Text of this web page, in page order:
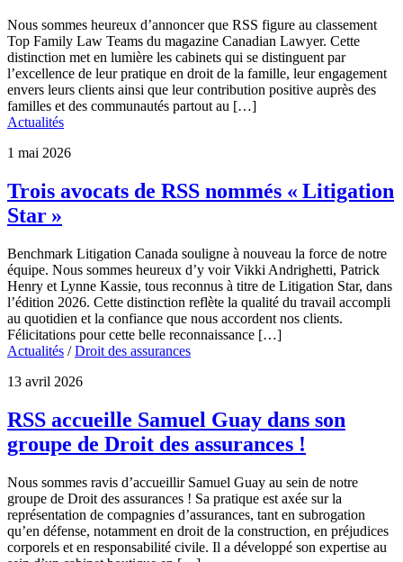
Nous sommes heureux d’annoncer que RSS figure au classement
Top Family Law Teams du magazine Canadian Lawyer. Cette
distinction met en lumière les cabinets qui se distinguent par
l’excellence de leur pratique en droit de la famille, leur engagement
envers leurs clients ainsi que leur contribution positive auprès des
familles et des communautés partout au […]
Actualités
1 mai 2026
Trois avocats de RSS nommés « Litigation
Star »
Benchmark Litigation Canada souligne à nouveau la force de notre
équipe. Nous sommes heureux d’y voir Vikki Andrighetti, Patrick
Henry et Lynne Kassie, tous reconnus à titre de Litigation Star, dans
l’édition 2026. Cette distinction reflète la qualité du travail accompli
au quotidien et la confiance que nous accordent nos clients.
Félicitations pour cette belle reconnaissance […]
Actualités /Droit des assurances
13 avril 2026
RSS accueille Samuel Guay dans son
groupe de Droit des assurances !
Nous sommes ravis d’accueillir Samuel Guay au sein de notre
groupe de Droit des assurances ! Sa pratique est axée sur la
représentation de compagnies d’assurances, tant en subrogation
qu’en défense, notamment en droit de la construction, en préjudices
corporels et en responsabilité civile. Il a développé son expertise au